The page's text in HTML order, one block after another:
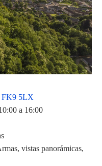
FK9 5LX
a 16:00
vistas panorámicas,